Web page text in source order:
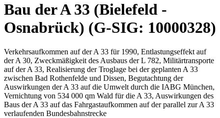
Bau der A 33 (Bielefeld -
Osnabrück) (G-SIG: 10000328)
Verkehrsaufkommen auf der A 33 für 1990, Entlastungseffekt auf
der A 30, Zweckmäßigkeit des Ausbaus der L 782, Militärtransporte
auf der A 33, Realisierung der Troglage bei der geplanten A 33
zwischen Bad Rothenfelde und Dissen, Begutachtung der
Auswirkungen der A 33 auf die Umwelt durch die IABG München,
Vernichtung von 534 000 qm Wald für die A 33, Auswirkungen des
Baus der A 33 auf das Fahrgastaufkommen auf der parallel zur A 33
verlaufenden Bundesbahnstrecke